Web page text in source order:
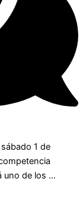
1 de
uno de los ...